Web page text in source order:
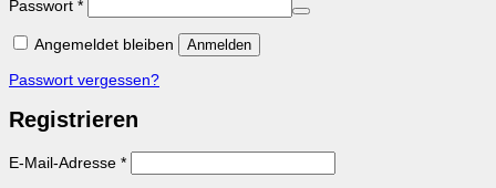
Passwort *
Angemeldet bleiben Anmelden
Passwort vergessen?
Registrieren
E-Mail-Adresse *Erforderlich